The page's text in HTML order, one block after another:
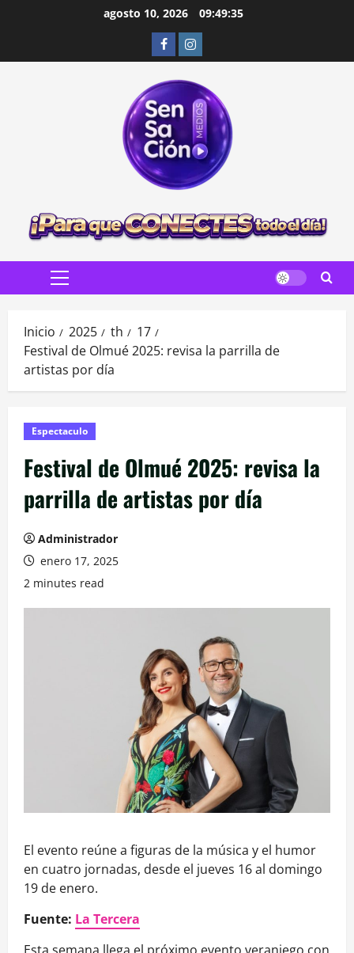
agosto 10, 2026 09:49:36
FacebookInstagram
Menú
Inicio 2025 th
17
Festival de Olmué 2025: revisa la parrilla de
artistas por día
Espectaculo
Festival de Olmué 2025: revisa la
parrilla de artistas por día
Administrador
enero 17, 2025
2 minutes read
El evento reúne a figuras de la música y el humor
en cuatro jornadas, desde el jueves 16 al domingo
19 de enero.
Fuente: La Tercera